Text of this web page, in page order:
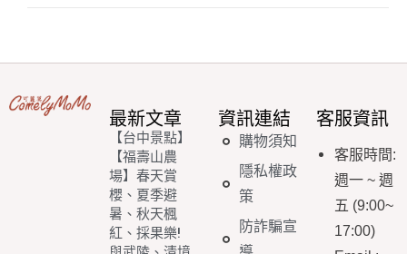
最新文章
【台中景點】
【福壽山農
場】春天賞
櫻、夏季避
暑、秋天楓
紅、採果樂!
資訊連結
購物須知
隱私權政
策
防詐騙宣
客服資訊
客服時間:
週一 ~ 週
五 (9:00~
17:00)